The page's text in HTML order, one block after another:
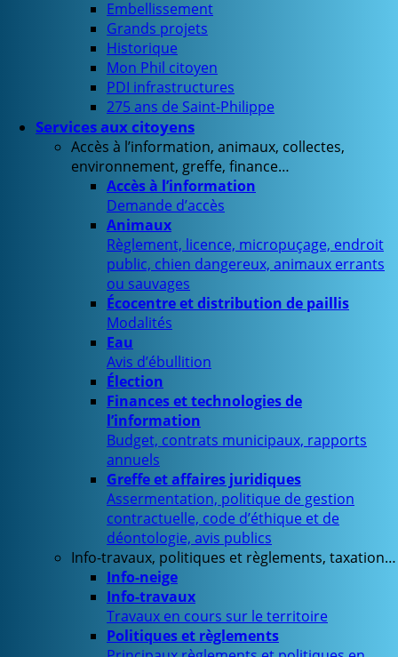
Embellissement
Grands projets
Historique
Mon Phil citoyen
PDI infrastructures
275 ans de Saint-Philippe
Services aux citoyens
Accès à l’information, animaux, collectes,
environnement, greffe, finance…
Accès à l’information
Demande d’accès
Animaux
Règlement, licence, micropuçage, endroit
public, chien dangereux, animaux errants
ou sauvages
Écocentre et distribution de paillis
Modalités
Eau
Avis d’ébullition
Élection
Finances et technologies de
l’information
Budget, contrats municipaux, rapports
annuels
Greffe et affaires juridiques
Assermentation, politique de gestion
contractuelle, code d’éthique et de
déontologie, avis publics
Info-travaux, politiques et règlements, taxation…
Info-neige
Info-travaux
Travaux en cours sur le territoire
Politiques et règlements